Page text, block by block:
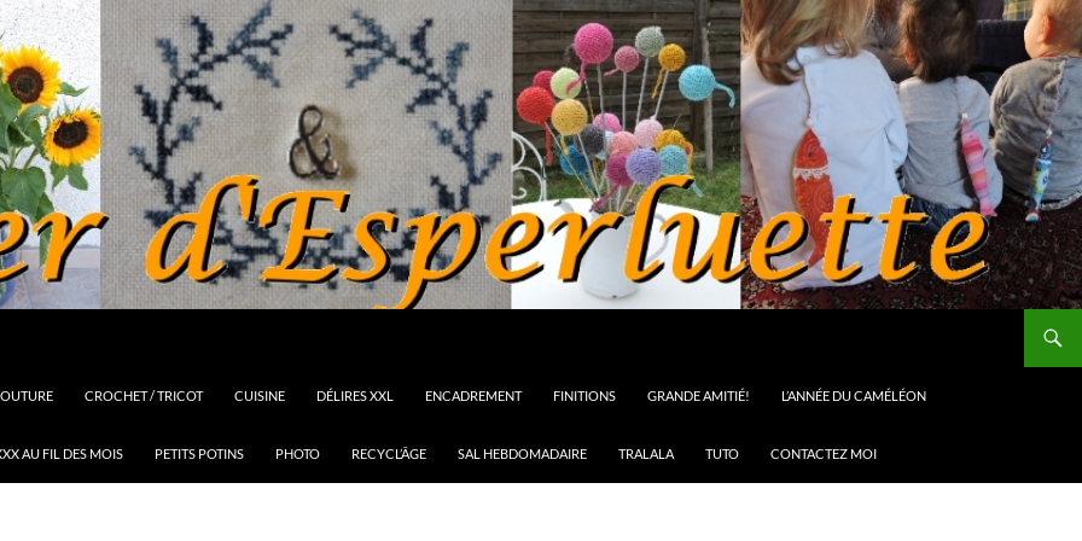
CROCHET / TRICOT CUISINE DÉLIRES XXL ENCADREMENT FINITIONS GRANDE AMITIÉ! L’ANNÉE DU CAMÉLÉON
AU FIL DES MOIS PETITS POTINS PHOTO RECYCL’ÂGE SAL HEBDOMADAIRE TRALALA TUTO CONTACTEZ MOI